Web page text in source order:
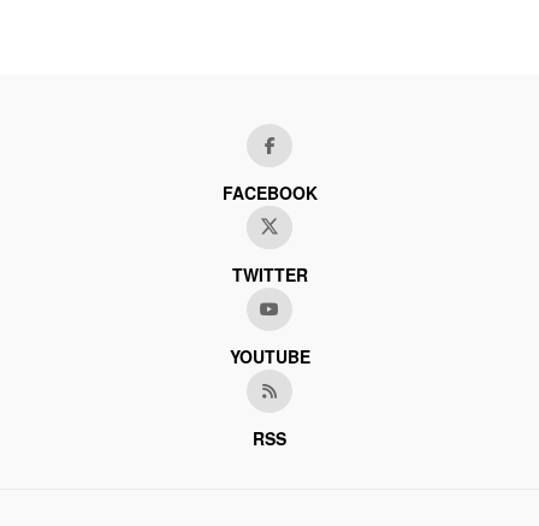
FACEBOOK
TWITTER
YOUTUBE
RSS